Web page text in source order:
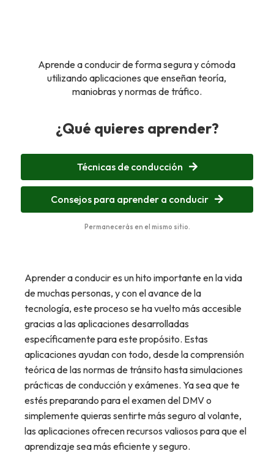
Aprende a conducir de forma segura y cómoda
utilizando aplicaciones que enseñan teoría,
maniobras y normas de tráfico.
¿Qué quieres aprender?
Técnicas de conducción
Consejos para aprender a conducir
Permanecerás en el mismo sitio.
Aprender a conducir es un hito importante en la vida
de muchas personas, y con el avance de la
tecnología, este proceso se ha vuelto más accesible
gracias a las aplicaciones desarrolladas
específicamente para este propósito. Estas
aplicaciones ayudan con todo, desde la comprensión
teórica de las normas de tránsito hasta simulaciones
prácticas de conducción y exámenes. Ya sea que te
estés preparando para el examen del DMV o
simplemente quieras sentirte más seguro al volante,
las aplicaciones ofrecen recursos valiosos para que el
aprendizaje sea más eficiente y seguro.